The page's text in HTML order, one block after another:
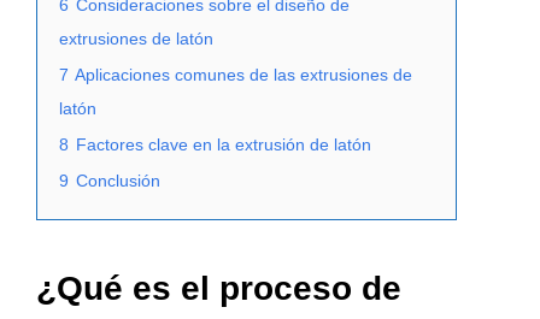
6 Consideraciones sobre el diseño de
extrusiones de latón
7 Aplicaciones comunes de las extrusiones de
latón
8 Factores clave en la extrusión de latón
9 Conclusión
¿Qué es el proceso de